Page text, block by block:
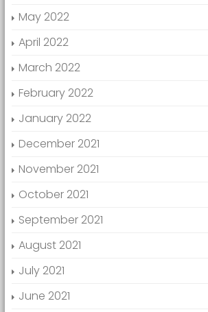
May 2022
April 2022
March 2022
February 2022
January 2022
December 2021
November 2021
October 2021
September 2021
August 2021
July 2021
June 2021